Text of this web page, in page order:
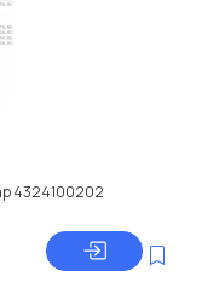
4324100202